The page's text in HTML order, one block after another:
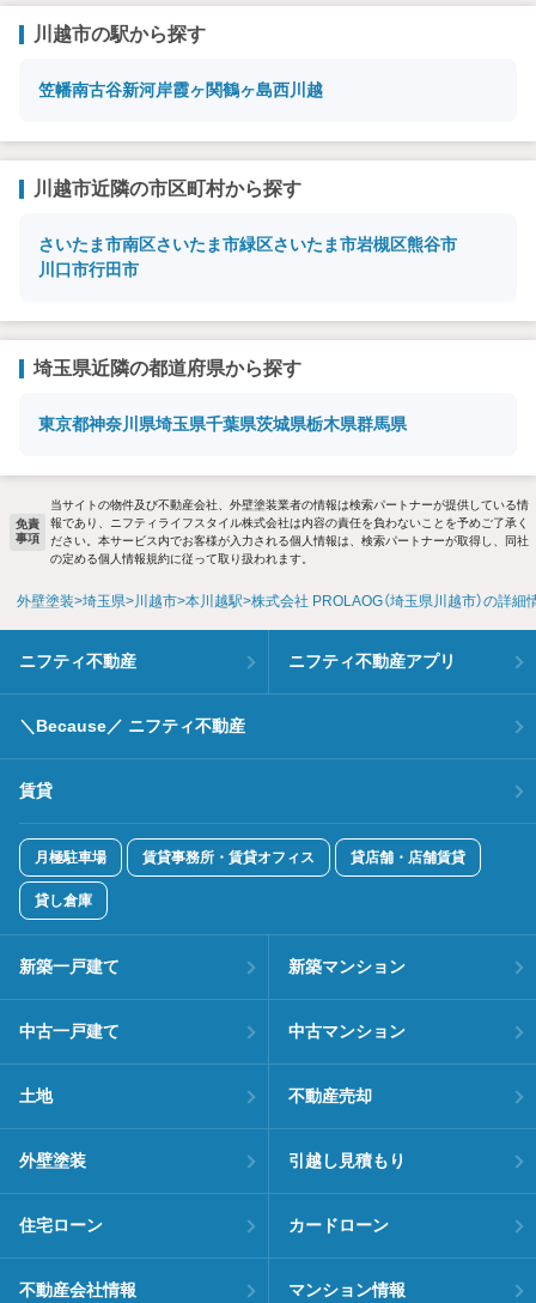
川越市の駅から探す
笠幡南古谷新河岸霞ヶ関鶴ヶ島西川越
川越市近隣の市区町村から探す
さいたま市南区さいたま市緑区さいたま市岩槻区熊谷市
川口市行田市
埼玉県近隣の都道府県から探す
東京都神奈川県埼玉県千葉県茨城県栃木県群馬県
免責
事項
当サイトの物件及び不動産会社、外壁塗装業者の情報は検索パートナーが提供している情
報であり、ニフティライフスタイル株式会社は内容の責任を負わないことを予めご了承く
ださい。本サービス内でお客様が入力される個人情報は、検索パートナーが取得し、同社
の定める個人情報規約に従って取り扱われます。
外壁塗装 埼玉県 川越市 本川越駅 株式会社 PROLAOG（埼玉県川越市）の詳細
ニフティ不動産 ニフティ不動産アプリ
＼Because／ ニフティ不動産
賃貸
月極駐車場 賃貸事務所・賃貸オフィス 貸店舗・店舗賃貸
貸し倉庫
新築一戸建て 新築マンション
中古一戸建て 中古マンション
土地 不動産売却
外壁塗装 引越し見積もり
住宅ローン カードローン
不動産会社情報 マンション情報